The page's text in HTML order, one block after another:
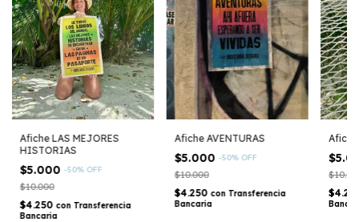
Afiche LAS MEJORES
HISTORIAS
$5.000 -50% OFF
$10.000
$4.250 con Transferencia
Bancaria
Afiche AVENTURAS
$5.000 -50% OFF
$10.000
$4.250 con Transferencia
Bancaria
Afiche